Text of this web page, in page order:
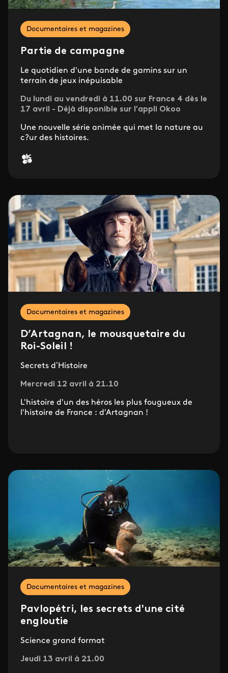
Documentaires et magazines
Partie de campagne
Le quotidien d'une bande de gamins sur un
terrain de jeux inépuisable
Du lundi au vendredi à 11.00 sur France 4 dès le
17 avril - Déjà disponible sur l'appli Okoo
Une nouvelle série animée qui met la nature au
c?ur des histoires.
Documentaires et magazines
D’Artagnan, le mousquetaire du
Roi-Soleil !
Secrets d’Histoire
Mercredi 12 avril à 21.10
L'histoire d'un des héros les plus fougueux de
l'histoire de France : d'Artagnan !
Documentaires et magazines
Pavlopétri, les secrets d'une cité
engloutie
Science grand format
Jeudi 13 avril à 21.00